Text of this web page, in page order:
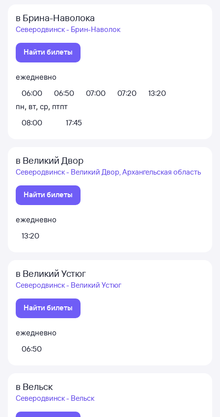
в Брина-Наволока
Северодвинск - Брин-Наволок
Найти билеты
ежедневно
06:00
06:50 07:00 07:20
13:20
пн, вт, ср, пт
08:00
пт
17:45
в Великий Двор
Северодвинск - Великий Двор, Архангельская область
Найти билеты
ежедневно
13:20
в Великий Устюг
Северодвинск - Великий Устюг
Найти билеты
ежедневно
06:50
в Вельск
Северодвинск - Вельск